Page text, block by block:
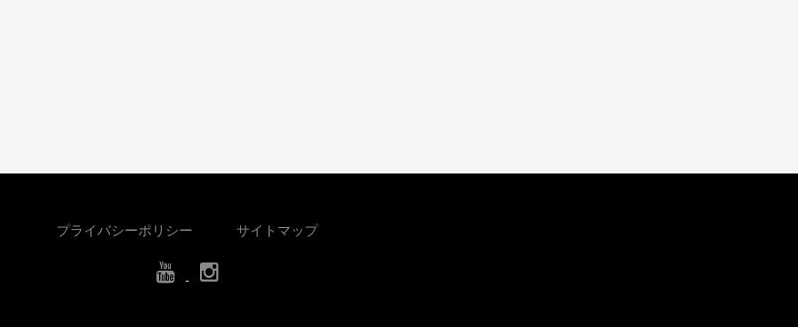
プライバシーポリシー サイトマップ